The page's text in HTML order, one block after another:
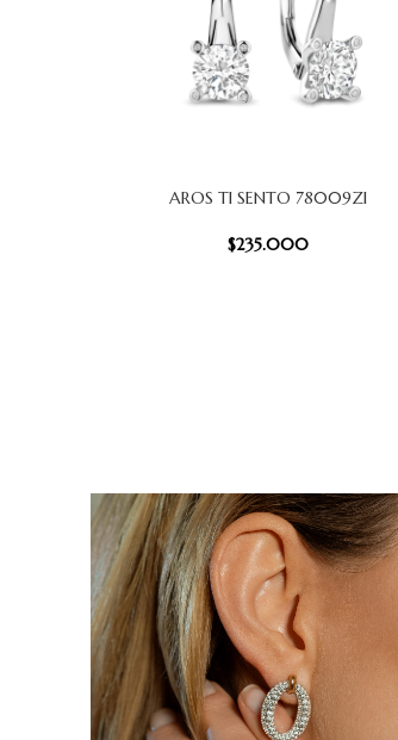
AÑADIR AL CARRITO
AROS TI SENTO 78009ZI
$235.000